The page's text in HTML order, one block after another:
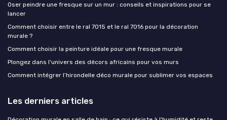
Oser peindre une fresque sur un mur : conseils et inspirations pour se
lancer
Comment choisir entre le ral 7015 et le ral 7016 pour la décoration
murale ?
Comment choisir la peinture idéale pour une fresque murale
Plongez dans l'univers des décors africains pour vos murs
Comment intégrer l’hirondelle déco murale pour sublimer vos espaces
Les derniers articles